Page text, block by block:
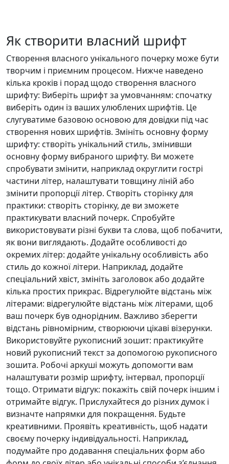
Як створити власний шрифт
Створення власного унікального почерку може бути
творчим і приємним процесом. Нижче наведено
кілька кроків і порад щодо створення власного
шрифту: Виберіть шрифт за умовчанням: спочатку
виберіть один із ваших улюблених шрифтів. Це
слугуватиме базовою основою для довідки під час
створення нових шрифтів. Змініть основну форму
шрифту: створіть унікальний стиль, змінивши
основну форму вибраного шрифту. Ви можете
спробувати змінити, наприклад округлити гострі
частини літер, налаштувати товщину ліній або
змінити пропорції літер. Створіть сторінку для
практики: створіть сторінку, де ви зможете
практикувати власний почерк. Спробуйте
використовувати різні букви та слова, щоб побачити,
як вони виглядають. Додайте особливості до
окремих літер: додайте унікальну особливість або
стиль до кожної літери. Наприклад, додайте
спеціальний хвіст, змініть заголовок або додайте
кілька простих прикрас. Відрегулюйте відстань між
літерами: відрегулюйте відстань між літерами, щоб
ваш почерк був однорідним. Важливо зберегти
відстань рівномірним, створюючи цікаві візерунки.
Використовуйте рукописний зошит: практикуйте
новий рукописний текст за допомогою рукописного
зошита. Робочі аркуші можуть допомогти вам
налаштувати розмір шрифту, інтервал, пропорції
тощо. Отримати відгук: покажіть свій почерк іншим і
отримайте відгук. Прислухайтеся до різних думок і
визначте напрямки для покращення. Будьте
креативними. Проявіть креативність, щоб надати
своєму почерку індивідуальності. Наприклад,
подумайте про додавання спеціальних форм або